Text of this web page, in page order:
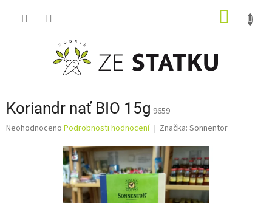
Koriandr nať BIO 15g 9659
Průměrné
Neohodnoceno Podrobnosti hodnocení Značka: Sonnentor